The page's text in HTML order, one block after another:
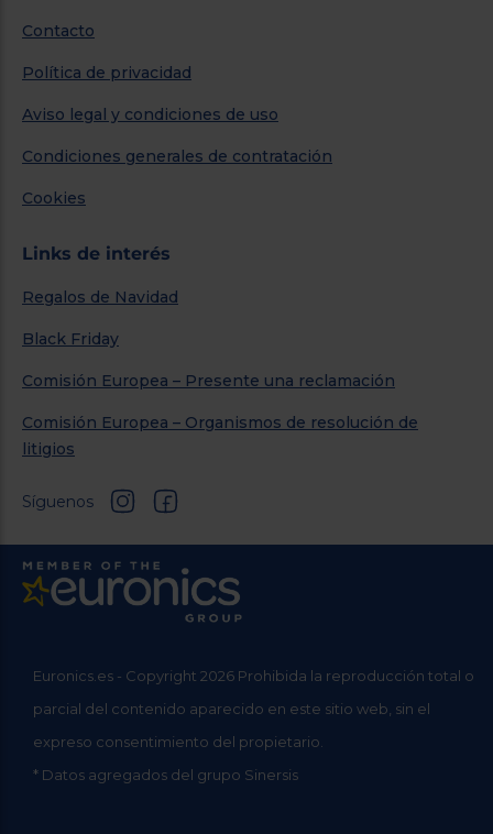
Contacto
Política de privacidad
Aviso legal y condiciones de uso
Condiciones generales de contratación
Cookies
Links de interés
Regalos de Navidad
Black Friday
Comisión Europea – Presente una reclamación
Comisión Europea – Organismos de resolución de
litigios
Síguenos
Euronics.es - Copyright 2026 Prohibida la reproducción total o
parcial del contenido aparecido en este sitio web, sin el
expreso consentimiento del propietario.
* Datos agregados del grupo Sinersis